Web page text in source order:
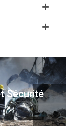
Sécurité